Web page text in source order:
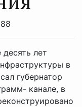
88
лет
в
губернатор
канале, в